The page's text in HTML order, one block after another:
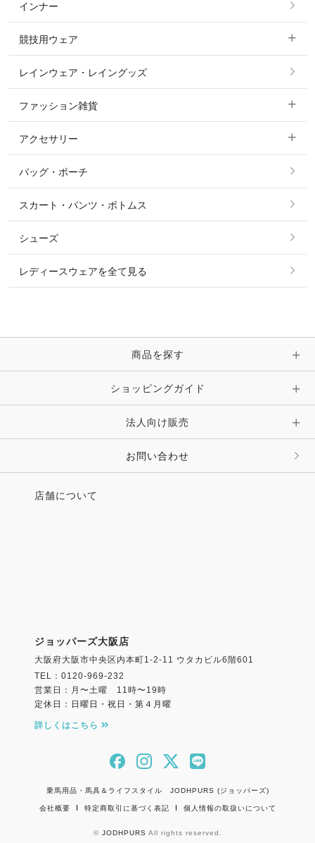
ニーグリップ・膝革 キュロット
ポロシャツ
カットソー・Tシャツ・タンクトップ
ニット・セーター
シャツ・ブラウス・ワンピース
すべてのアウター
コート
ジャケット・ブルゾン
インナー
競技用ウェア
すべての競技用ウェア
ショージャケット
ショーシャツ
レインウェア・レイングッズ
ファッション雑貨
すべてのファッション雑貨
ソックス
ベルト
時計・財布・キーケース・革小物
キーホルダー・チャーム・ストラップ
その他 ファッション雑貨
アクセサリー
すべてのアクセサリー
リング
ピアス・イヤリング
ピン・ブローチ・コサージュ
その他 アクセサリー
バッグ・ポーチ
スカート・パンツ・ボトムス
シューズ
レディースウェアを全て見る
商品を探す
ショッピングガイド
法人向け販売
お問い合わせ
店舗について
ジョッパーズ大阪店
大阪府大阪市中央区内本町1-2-11 ウタカビル6階601
TEL：0120-969-232
営業日：月〜土曜 11時〜19時
定休日：日曜日・祝日・第４月曜
詳しくはこちら
乗馬用品・馬具＆ライフスタイル JODHPURS (ジョッパーズ)
会社概要 特定商取引に基づく表記 個人情報の取扱いについて
© JODHPURS All rights reserved.